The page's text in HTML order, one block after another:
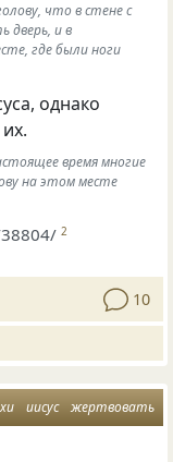
что в стене с
дверь, и в
где были ноги
, однако
время многие
на этом месте
2
10
иисус жертвовать